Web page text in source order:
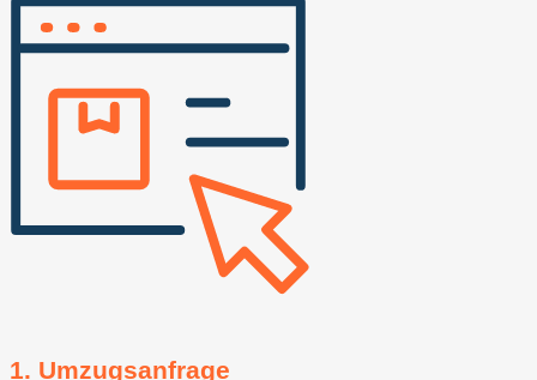
1. Umzugsanfrage